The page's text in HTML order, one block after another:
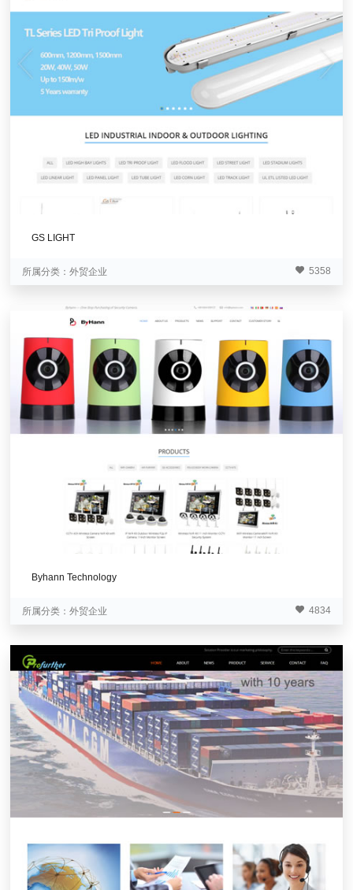
GS LIGHT
所属分类：外贸企业 5358
Byhann Technology
所属分类：外贸企业 4834